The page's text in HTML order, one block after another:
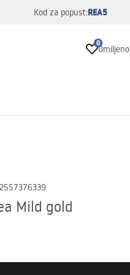
Kod za popust:REA5
0
Omiljeno
Mild gold